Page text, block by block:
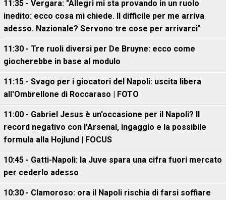
11:35 - Vergara: "Allegri mi sta provando in un ruolo
inedito: ecco cosa mi chiede. Il difficile per me arriva
adesso. Nazionale? Servono tre cose per arrivarci"
11:30 - Tre ruoli diversi per De Bruyne: ecco come
giocherebbe in base al modulo
11:15 - Svago per i giocatori del Napoli: uscita libera
all'Ombrellone di Roccaraso | FOTO
11:00 - Gabriel Jesus è un'occasione per il Napoli? Il
record negativo con l'Arsenal, ingaggio e la possibile
formula alla Hojlund | FOCUS
10:45 - Gatti-Napoli: la Juve spara una cifra fuori mercato
per cederlo adesso
10:30 - Clamoroso: ora il Napoli rischia di farsi soffiare